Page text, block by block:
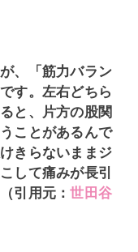
、「筋力バラン
す。左右どちら
と、片方の股関
ことがあるんで
きらないままジ
して痛みが長引
引用元：世田谷